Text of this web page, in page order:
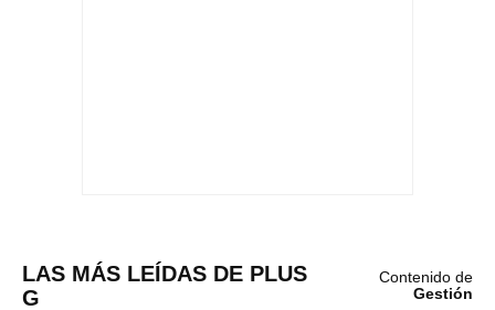
LAS MÁS LEÍDAS DE PLUS
G
Contenido de
Gestión